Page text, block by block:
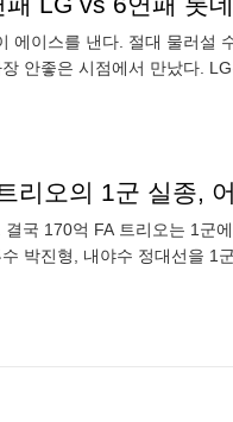
에이스를 낸다. 절대 물러설
안좋은 시점에서 만났다.
리오의 1군 실종,
국 170억 FA 트리오는 1군
박진형, 내야수 정대선을 1